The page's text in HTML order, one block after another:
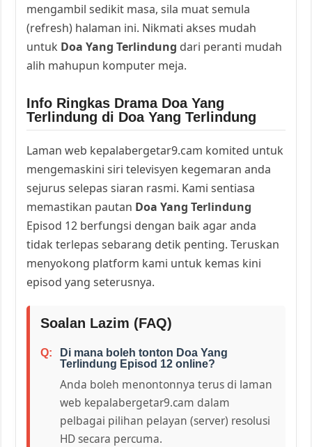
mengambil sedikit masa, sila muat semula
(refresh) halaman ini. Nikmati akses mudah
untuk Doa Yang Terlindung dari peranti mudah
alih mahupun komputer meja.
Info Ringkas Drama Doa Yang
Terlindung di Doa Yang Terlindung
Laman web kepalabergetar9.cam komited untuk
mengemaskini siri televisyen kegemaran anda
sejurus selepas siaran rasmi. Kami sentiasa
memastikan pautan Doa Yang Terlindung
Episod 12 berfungsi dengan baik agar anda
tidak terlepas sebarang detik penting. Teruskan
menyokong platform kami untuk kemas kini
episod yang seterusnya.
Soalan Lazim (FAQ)
Di mana boleh tonton Doa Yang
Terlindung Episod 12 online?
Anda boleh menontonnya terus di laman
web kepalabergetar9.cam dalam
pelbagai pilihan pelayan (server) resolusi
HD secara percuma.